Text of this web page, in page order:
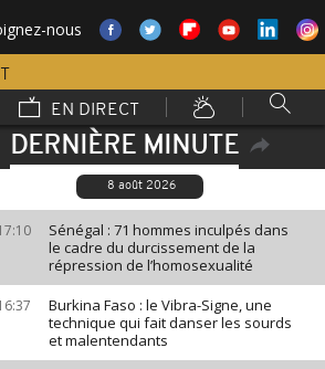
nous
EN DIRECT
DERNIÈRE MINUTE
8 août 2026
Sénégal : 71 hommes inculpés dans
le cadre du durcissement de la
répression de l’homosexualité
Burkina Faso : le Vibra-Signe, une
technique qui fait danser les sourds
et malentendants